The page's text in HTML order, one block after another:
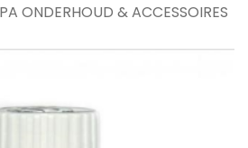
ONDERHOUD & ACCESSOIRES